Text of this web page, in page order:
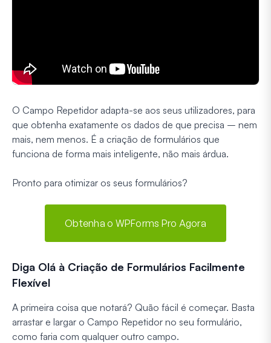
O Campo Repetidor adapta-se aos seus utilizadores, para
que obtenha exatamente os dados de que precisa – nem
mais, nem menos. É a criação de formulários que
funciona de forma mais inteligente, não mais árdua.
Pronto para otimizar os seus formulários?
Obtenha o WPForms Pro Agora
Diga Olá à Criação de Formulários Facilmente
Flexível
A primeira coisa que notará? Quão fácil é começar. Basta
arrastar e largar o Campo Repetidor no seu formulário,
como faria com qualquer outro campo.